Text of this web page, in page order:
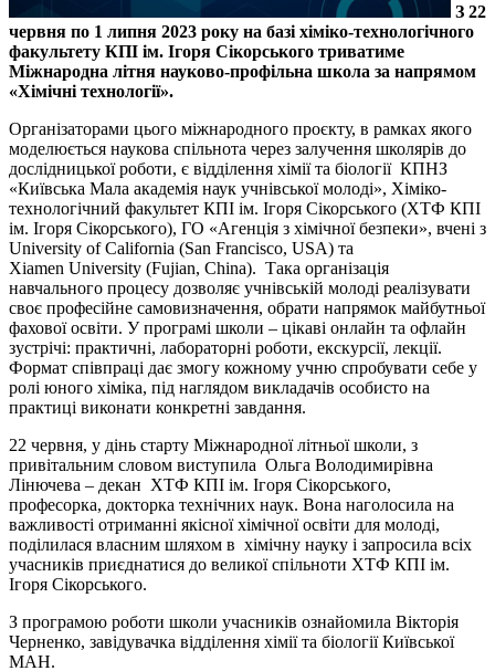
З 22
червня по 1 липня 2023 року на базі хіміко-технологічного
факультету КПI ім. Ігоря Сікорського триватиме
Міжнародна літня науково-профільна школа за напрямом
«Хімічні технології».
Організаторами цього міжнародного проєкту, в рамках якого
моделюється наукова спільнота через залучення школярів до
дослідницької роботи, є відділення хімії та біології КПНЗ
«Київська Мала академія наук учнівської молоді», Хіміко-
технологічний факультет КПІ ім. Ігоря Сікорського (ХТФ КПІ
ім. Ігоря Сікорського), ГО «Агенція з хімічної безпеки», вчені з
University of California (San Francisco, USA) та
Xiamen University (Fujian, China). Така організація
навчального процесу дозволяє учнівській молоді реалізувати
своє професійне самовизначення, обрати напрямок майбутньої
фахової освіти. У програмі школи – цікаві онлайн та офлайн
зустрічі: практичні, лабораторні роботи, екскурсії, лекції.
Формат співпраці дає змогу кожному учню спробувати себе у
ролі юного хіміка, під наглядом викладачів особисто на
практиці виконати конкретні завдання.
22 червня, у дінь старту Міжнародної літньої школи, з
привітальним словом виступила Ольга Володимирівна
Лінючева – декан ХТФ КПІ ім. Ігоря Сікорського,
професорка, докторка технічних наук. Вона наголосила на
важливості отриманні якісної хімічної освіти для молоді,
поділилася власним шляхом в хімічну науку і запросила всіх
учасників приєднатися до великої спільноти ХТФ КПІ ім.
Ігоря Сікорського.
З програмою роботи школи учасників ознайомила Вікторія
Черненко, завідувачка відділення хімії та біології Київської
МАН.